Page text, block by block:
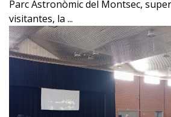
Parc Astronòmic del Montsec,
visitantes, la ...